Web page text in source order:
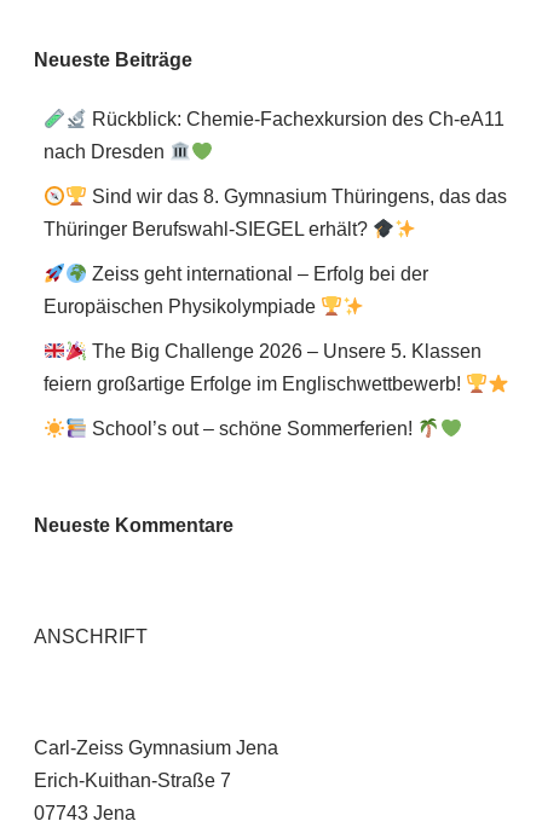
Neueste Beiträge
Rückblick: Chemie-Fachexkursion des Ch-eA11
nach Dresden
Sind wir das 8. Gymnasium Thüringens, das das
Thüringer Berufswahl-SIEGEL erhält?
Zeiss geht international – Erfolg bei der
Europäischen Physikolympiade
The Big Challenge 2026 – Unsere 5. Klassen
feiern großartige Erfolge im Englischwettbewerb!
School’s out – schöne Sommerferien!
Neueste Kommentare
ANSCHRIFT
Carl-Zeiss Gymnasium Jena
Erich-Kuithan-Straße 7
07743 Jena